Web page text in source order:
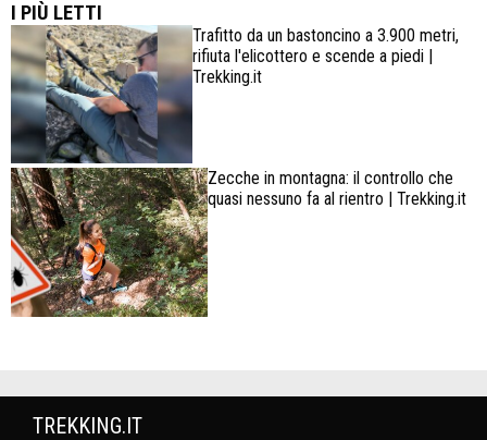
I PIÙ LETTI
Trafitto da un bastoncino a 3.900 metri,
rifiuta l'elicottero e scende a piedi |
Trekking.it
Zecche in montagna: il controllo che
quasi nessuno fa al rientro | Trekking.it
TREKKING.IT